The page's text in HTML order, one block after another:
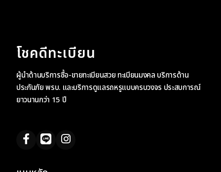
โชคดีทะเบียน
ผู้นำด้านบริการซื้อ-ขายทะเบียนสวย ทะเบียนมงคล บริการด้าน
ประกันภัย พรบ. และบริการดูแลรถหรูแบบครบวงจร ประสบการณ์
ยาวนานกว่า 15 ปี